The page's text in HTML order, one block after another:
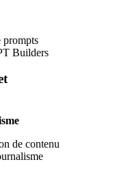
prompts
Builders
de contenu